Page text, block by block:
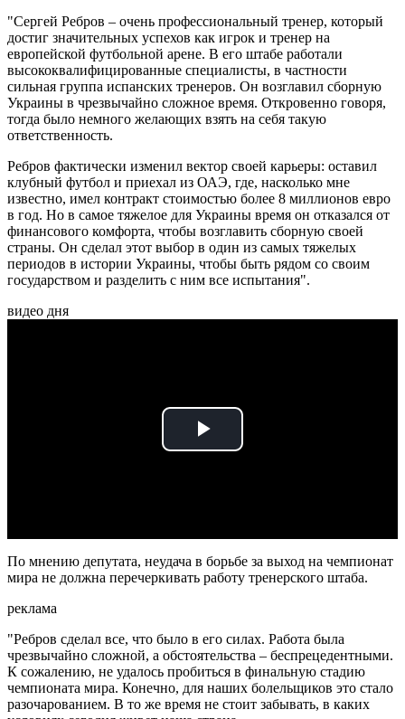
"Сергей Ребров – очень профессиональный тренер, который
достиг значительных успехов как игрок и тренер на
европейской футбольной арене. В его штабе работали
высококвалифицированные специалисты, в частности
сильная группа испанских тренеров. Он возглавил сборную
Украины в чрезвычайно сложное время. Откровенно говоря,
тогда было немного желающих взять на себя такую
ответственность.
Ребров фактически изменил вектор своей карьеры: оставил
клубный футбол и приехал из ОАЭ, где, насколько мне
известно, имел контракт стоимостью более 8 миллионов евро
в год. Но в самое тяжелое для Украины время он отказался от
финансового комфорта, чтобы возглавить сборную своей
страны. Он сделал этот выбор в один из самых тяжелых
периодов в истории Украины, чтобы быть рядом со своим
государством и разделить с ним все испытания".
видео дня
Play
По мнению депутата, неудача в борьбе за выход на чемпионат
мира не должна перечеркивать работу тренерского штаба.
реклама
"Ребров сделал все, что было в его силах. Работа была
чрезвычайно сложной, а обстоятельства – беспрецедентными.
К сожалению, не удалось пробиться в финальную стадию
чемпионата мира. Конечно, для наших болельщиков это стало
разочарованием. В то же время не стоит забывать, в каких